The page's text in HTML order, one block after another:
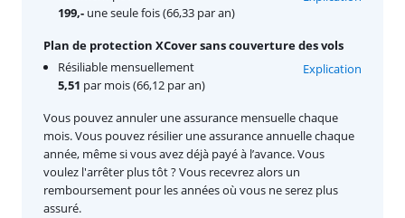
199,- une seule fois (66,33 par an)
Plan de protection XCover sans couverture des vols
Résiliable mensuellement
5,51 par mois (66,12 par an)
Explication
Vous pouvez annuler une assurance mensuelle chaque
mois. Vous pouvez résilier une assurance annuelle chaque
année, même si vous avez déjà payé à l’avance. Vous
voulez l'arrêter plus tôt ? Vous recevrez alors un
remboursement pour les années où vous ne serez plus
assuré.